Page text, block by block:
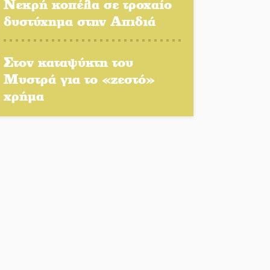
κτηνοτρόφους για ζώα που
Η ψυχολογία της ανατροπής
Νεκρή κοπέλα σε τροχαίο
δυστύχημα στην Απιδιά
Στον καταψύκτη του
Μυστρά για το «ζεστό»
χρήμα